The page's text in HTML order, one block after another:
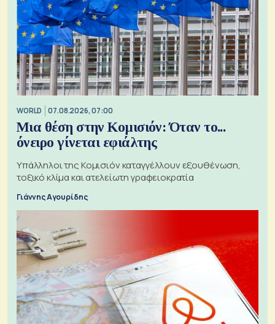
WORLD 07.08.2026, 07:00
Μια θέση στην Κομισιόν: Όταν το...
όνειρο γίνεται εφιάλτης
Υπάλληλοι της Κομισιόν καταγγέλλουν εξουθένωση,
τοξικό κλίμα και ατελείωτη γραφειοκρατία
Γιάννης Αγουρίδης